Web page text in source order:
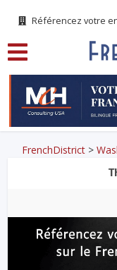
Référencez votre
FrenchDistrict >